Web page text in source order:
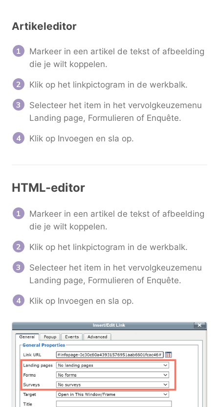
Artikeleditor
Markeer in een artikel de tekst of afbeelding
die je wilt koppelen.
Klik op het linkpictogram in de werkbalk.
Selecteer het item in het vervolgkeuzemenu
Landing page, Formulieren of Enquête.
Klik op Invoegen en sla op.
HTML-editor
Markeer in een artikel de tekst of afbeelding
die je wilt koppelen.
Klik op het linkpictogram in de werkbalk.
Selecteer het item in het vervolgkeuzemenu
Landing page, Formulieren of Enquête.
Klik op Invoegen en sla op.